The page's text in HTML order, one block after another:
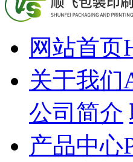
网站首页
关于我们
公司简介
产品中心